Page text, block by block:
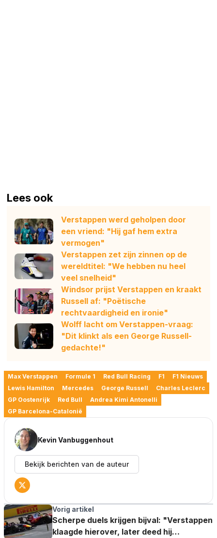
Lees ook
Verstappen werd geholpen door
een vriend: "Hij gaf hem extra
vermogen"
Verstappen zet zijn zinnen op de
wereldtitel: "We hebben nu heel
veel snelheid"
Windsor prijst Verstappen en kraakt
Russell af: "Poëtische
rechtvaardigheid en ironie"
Wolff lacht om Verstappen-vraag:
"Dit klinkt als een George Russell-
gedachte!"
Max Verstappen Formule 1 Red Bull Racing F1
F1 Nieuws
Lewis Hamilton
Mercedes George Russell
Charles Leclerc
GP Oostenrijk
Red Bull
Andrea Kimi Antonelli
GP Barcelona-Catalonië
Kevin Vanbuggenhout
Bekijk berichten van de auteur
Vorig artikel
Scherpe duels krijgen bijval: "Verstappen
klaagde hierover, later deed hij